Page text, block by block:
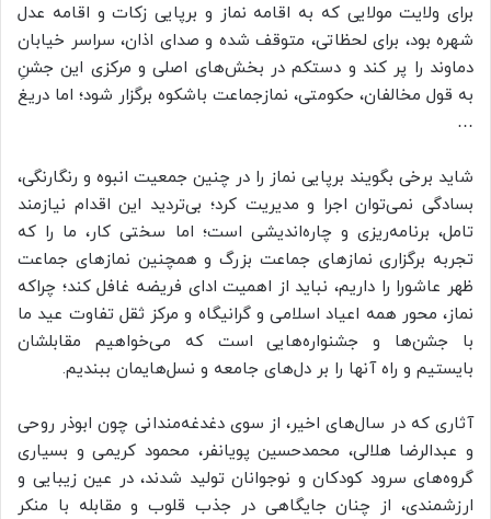
برای ولایت مولایی که به اقامه نماز و برپایی زکات و اقامه عدل
شهره بود، برای لحظاتی، متوقف شده و صدای اذان، سراسر خیابان
دماوند را پر کند و دستکم در بخش‌های اصلی و مرکزی این جشنِ
به قول مخالفان، حکومتی، نمازجماعت باشکوه برگزار شود؛ اما دریغ
…
شاید برخی بگویند برپایی نماز را در چنین جمعیت انبوه و رنگارنگی،
بسادگی نمی‌توان اجرا و مدیریت کرد؛ بی‌تردید این اقدام نیازمند
تامل، برنامه‌ریزی و چاره‌اندیشی است؛ اما سختی کار، ما را که
تجربه‌ برگزاری نمازهای جماعت بزرگ و همچنین نمازهای جماعت
ظهر عاشورا را داریم، نباید از اهمیت ادای فریضه غافل کند؛ چراکه
نماز، محور همه اعیاد اسلامی و گرانیگاه و مرکز ثقل تفاوت عید ما
با جشن‌ها و جشنواره‌هایی است که می‌خواهیم مقابلشان
بایستیم و راه آنها را بر دل‌های جامعه‌ و نسل‌هایمان ببندیم.
آثاری که در سال‌های اخیر، از سوی دغدغه‌مندانی چون ابوذر روحی
و عبدالرضا هلالی، محمدحسین پویانفر، محمود کریمی و بسیاری
گروه‌های سرود کودکان و نوجوانان تولید شدند، در عین زیبایی و
ارزشمندی، از چنان جایگاهی در جذب قلوب و مقابله با منکر